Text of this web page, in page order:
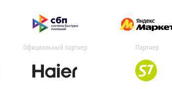
Официальный партнер Партнер